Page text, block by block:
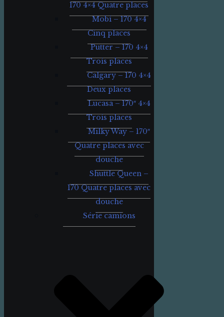
170 4×4 Quatre places
Mobi – 170 4×4
Cinq places
Putter – 170 4×4
Trois places
Calgary – 170 4×4
Deux places
Lucasa – 170″ 4×4
Trois places
Milky Way – 170″
Quatre places avec
douche
Shuttle Queen –
170 Quatre places avec
douche
Série camions